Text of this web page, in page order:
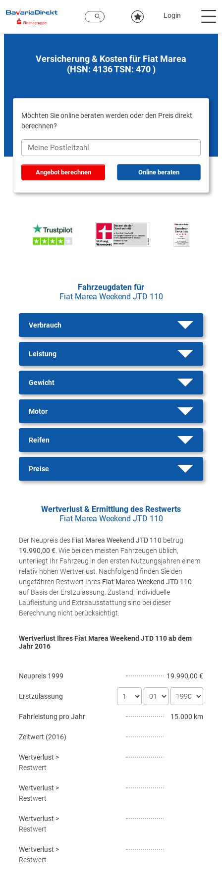
Hauptinhalt
Login
Versicherung & Kosten für Fiat Marea
(HSN: 4136 TSN: 470 )
Möchten Sie online beraten werden oder den Preis direkt
berechnen?
Angebot berechnen Online beraten
Fahrzeugdaten für
Fiat Marea Weekend JTD 110
Verbrauch
Leistung
Gewicht
Motor
Reifen
Preise
Wertverlust & Ermittlung des Restwerts
Fiat Marea Weekend JTD 110
Der Neupreis des Fiat Marea Weekend JTD 110 betrug
19.990,00 € . Wie bei den meisten Fahrzeugen üblich,
unterliegt Ihr Fahrzeug in den ersten Nutzungsjahren einem
relativ hohen Wertverlust. Nachfolgend finden Sie den
ungefähren Restwert Ihres Fiat Marea Weekend JTD 110
auf Basis der Erstzulassung. Zustand, individuelle
Laufleistung und Extraausstattung sind bei dieser
Berechnung nicht berücksichtigt.
Wertverlust Ihres Fiat Marea Weekend JTD 110 ab dem
Jahr2016
Neupreis 1999 19.990,00 €
Erstzulassung
Fahrleistung pro Jahr 15.000 km
Zeitwert (2016)
Wertverlust >
Restwert
Wertverlust >
Restwert
Wertverlust >
Restwert
Wertverlust >
Restwert